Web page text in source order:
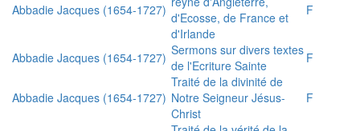
Abbadie Jacques (1654-1727) d'Ecosse, de France et
d'Irlande
F
Abbadie Jacques (1654-1727) Sermons sur divers textes
de l'Ecriture Sainte
F
Abbadie Jacques (1654-1727)
Traité de la divinité de
Notre Seigneur Jésus-
Christ
F